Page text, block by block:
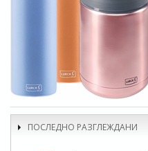
ПОСЛЕДНО РАЗГЛЕЖДАНИ